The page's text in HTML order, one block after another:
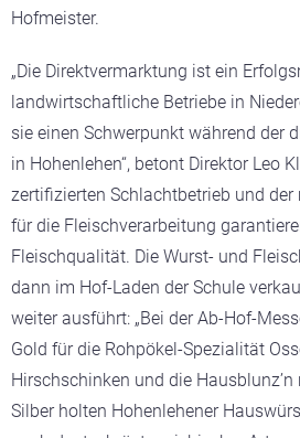
Hofmeister.
„Die Direktvermarktung ist ein
landwirtschaftliche Betriebe in
sie einen Schwerpunkt während der
in Hohenlehen“, betont Direktor Leo
zertifizierten Schlachtbetrieb und der
für die Fleischverarbeitung
Fleischqualität. Die Wurst- und
dann im Hof-Laden der Schule
weiter ausführt: „Bei der Ab-Hof-
Gold für die Rohpökel-Spezialität
Hirschschinken und die Hausblunz’n
Silber holten Hohenlehener